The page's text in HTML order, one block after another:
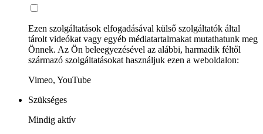
Ezen szolgáltatások elfogadásával külső szolgáltatók által
tárolt videókat vagy egyéb médiatartalmakat mutathatunk meg
Önnek. Az Ön beleegyezésével az alábbi, harmadik féltől
származó szolgáltatásokat használjuk ezen a weboldalon:
Vimeo, YouTube
Szükséges
Mindig aktív